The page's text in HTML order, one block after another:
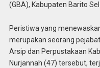
(GBA), Kabupaten Barito
Peristiwa yang
merupakan seorang
Arsip dan Perpustakaan
Nurjannah (47) tersebut,